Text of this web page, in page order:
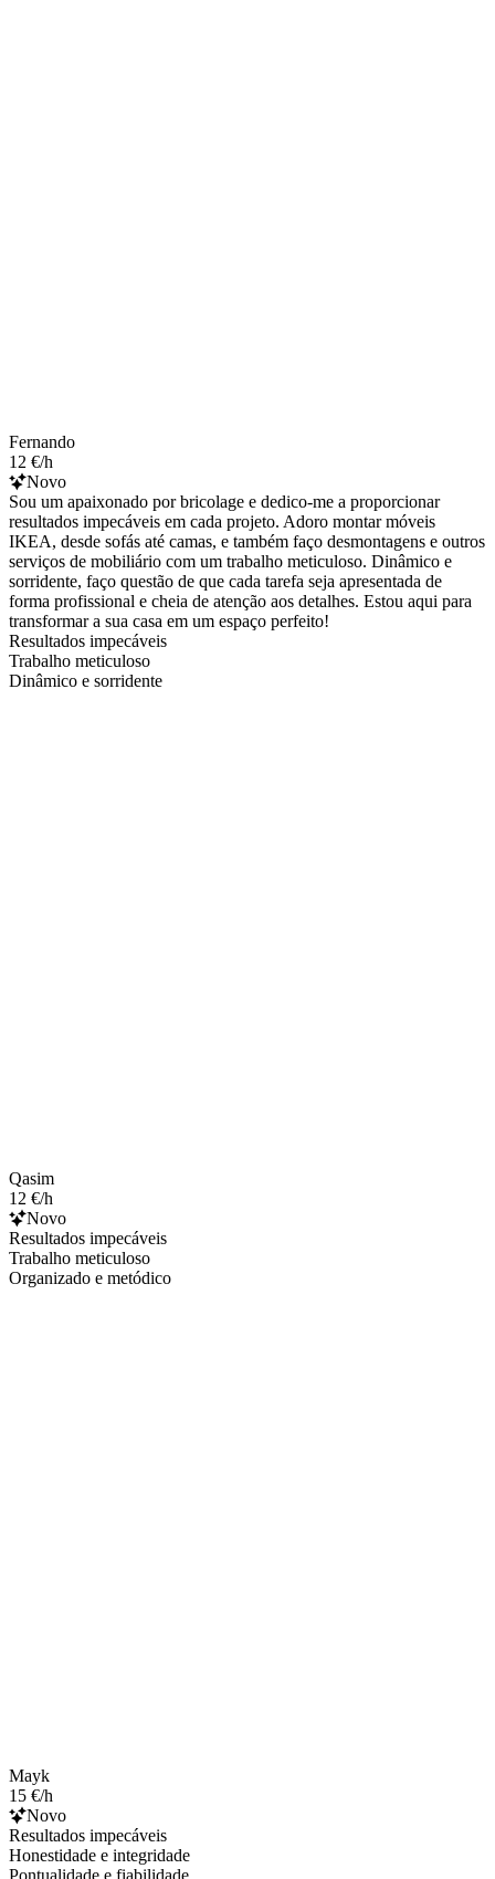
Fernando
12 €/h
Novo
Sou um apaixonado por bricolage e dedico-me a proporcionar
resultados impecáveis em cada projeto. Adoro montar móveis
IKEA, desde sofás até camas, e também faço desmontagens e outros
serviços de mobiliário com um trabalho meticuloso. Dinâmico e
sorridente, faço questão de que cada tarefa seja apresentada de
forma profissional e cheia de atenção aos detalhes. Estou aqui para
transformar a sua casa em um espaço perfeito!
Resultados impecáveis
Trabalho meticuloso
Dinâmico e sorridente
Qasim
12 €/h
Novo
Resultados impecáveis
Trabalho meticuloso
Organizado e metódico
Mayk
15 €/h
Novo
Resultados impecáveis
Honestidade e integridade
Pontualidade e fiabilidade